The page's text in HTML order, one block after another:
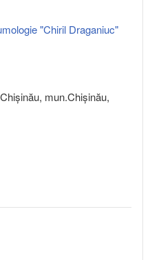
"Chiril Draganiuc"
mun.Chişinău,